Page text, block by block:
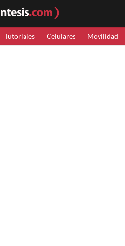
Tutoriales Celulares Movilidad